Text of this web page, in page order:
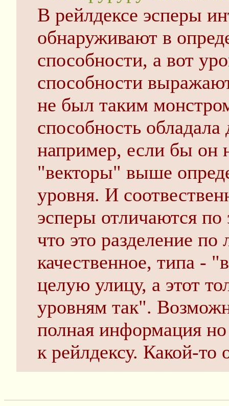
В рейлдексе эсперы
обнаруживают в
способности, а вот
способности
не был таким
способность
например, если бы он
"векторы" выше
уровня. И
эсперы отличаются по
что это разделение
качественное, типа -
целую улицу, а этот
уровням так".
полная информация
к рейлдексу. Какой-то